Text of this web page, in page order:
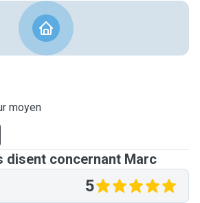
moyen
disent concernant Marc
5